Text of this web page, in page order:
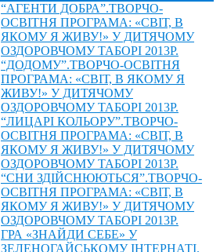
“АГЕНТИ ДОБРА”.ТВОРЧО-
ОСВІТНЯ ПРОГРАМА: «СВІТ, В
ЯКОМУ Я ЖИВУ!» У ДИТЯЧОМУ
ОЗДОРОВЧОМУ ТАБОРІ 2013Р.
“ДОДОМУ”.ТВОРЧО-ОСВІТНЯ
ПРОГРАМА: «СВІТ, В ЯКОМУ Я
ЖИВУ!» У ДИТЯЧОМУ
ОЗДОРОВЧОМУ ТАБОРІ 2013Р.
“ЛИЦАРІ КОЛЬОРУ”.ТВОРЧО-
ОСВІТНЯ ПРОГРАМА: «СВІТ, В
ЯКОМУ Я ЖИВУ!» У ДИТЯЧОМУ
ОЗДОРОВЧОМУ ТАБОРІ 2013Р.
“СНИ ЗДІЙСНЮЮТЬСЯ”.ТВОРЧО-
ОСВІТНЯ ПРОГРАМА: «СВІТ, В
ЯКОМУ Я ЖИВУ!» У ДИТЯЧОМУ
ОЗДОРОВЧОМУ ТАБОРІ 2013Р.
ГРА «ЗНАЙДИ СЕБЕ» У
ЗЕЛЕНОГАЙСЬКОМУ ІНТЕРНАТІ.